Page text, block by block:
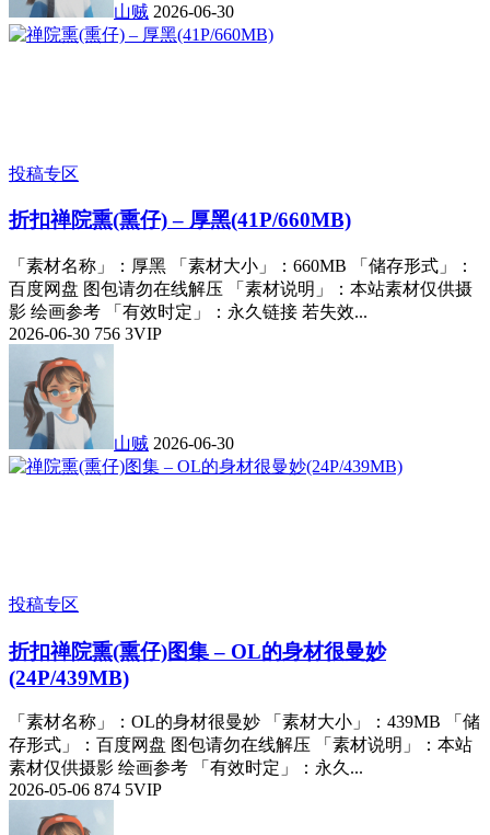
山贼 2026-06-30
投稿专区
折扣禅院熏(熏仔) – 厚黑(41P/660MB)
「素材名称」：厚黑 「素材大小」：660MB 「储存形式」：
百度网盘 图包请勿在线解压 「素材说明」：本站素材仅供摄
影 绘画参考 「有效时定」：永久链接 若失效...
2026-06-30 756 3VIP
山贼 2026-06-30
投稿专区
折扣禅院熏(熏仔)图集 – OL的身材很曼妙
(24P/439MB)
「素材名称」：OL的身材很曼妙 「素材大小」：439MB 「储
存形式」：百度网盘 图包请勿在线解压 「素材说明」：本站
素材仅供摄影 绘画参考 「有效时定」：永久...
2026-05-06 874 5VIP